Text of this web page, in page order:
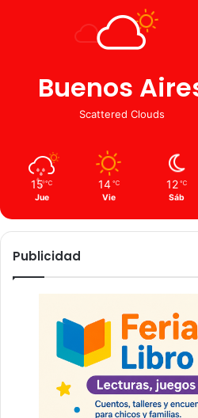
Buenos
Scattered Clouds
15 ℃
Jue
14 ℃
Vie
12 ℃
Sáb
Publicidad